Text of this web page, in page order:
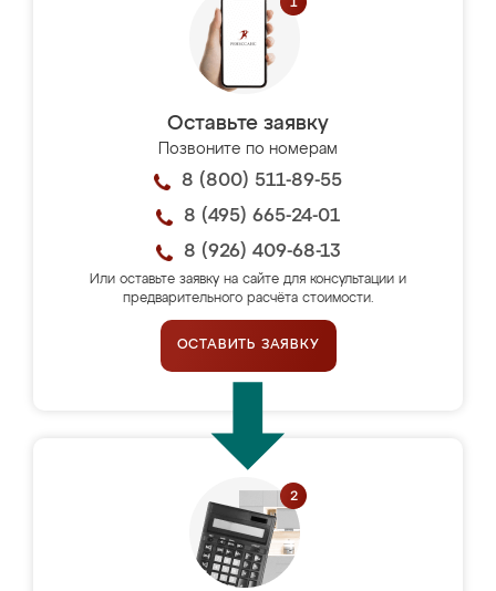
Оставьте заявку
Позвоните по номерам
8 (800) 511-89-55
8 (495) 665-24-01
8 (926) 409-68-13
Или оставьте заявку на сайте для консультации и
предварительного расчёта стоимости.
ОСТАВИТЬ ЗАЯВКУ